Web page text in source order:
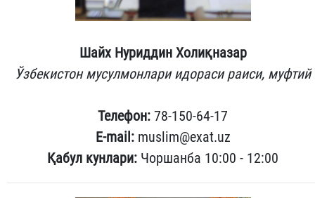
Шайх Нуриддин Холиқназар
Ўзбекистон мусулмонлари идораси раиси, муфтий
Телефон: 78-150-64-17
E-mail:muslim@exat.uz
Қабул кунлари: Чоршанба 10:00 - 12:00